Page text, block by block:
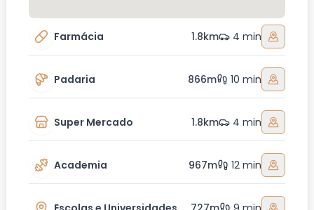
Farmácia 1.8km 4 min
Padaria 866m 10 min
Super Mercado 1.8km 4 min
Academia 967m 12 min